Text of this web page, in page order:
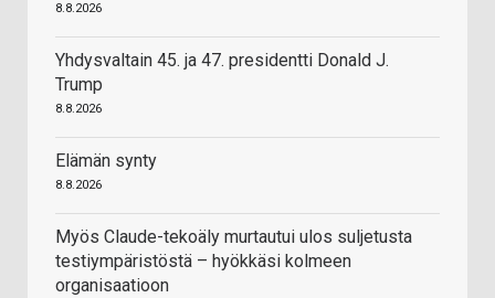
8.8.2026
Yhdysvaltain 45. ja 47. presidentti Donald J.
Trump
8.8.2026
Elämän synty
8.8.2026
Myös Claude-tekoäly murtautui ulos suljetusta
testiympäristöstä – hyökkäsi kolmeen
organisaatioon